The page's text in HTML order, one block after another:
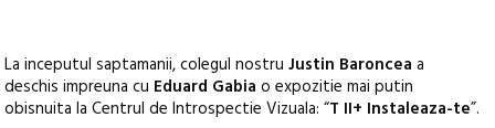
La inceputul saptamanii, colegul nostruJustin Baronceaa
deschis impreuna cu Eduard Gabia o expozitie mai putin
obisnuita la Centrul de Introspectie Vizuala: “T II+ Instaleaza-te”.